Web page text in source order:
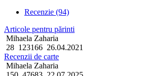
Recenzie (94)
Articole pentru părinti
Mihaela Zaharia
28 123166 26.04.2021
Recenzii de carte
Mihaela Zaharia